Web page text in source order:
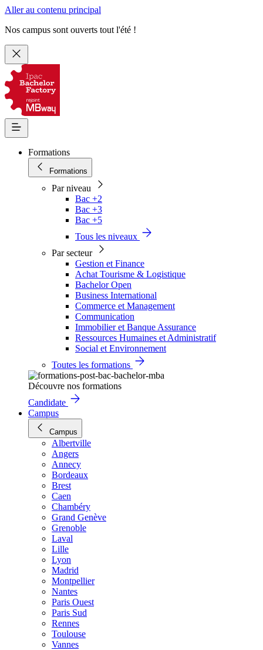
Aller au contenu principal
Nos campus sont ouverts tout l'été !
Formations
Formations
Par niveau
Bac +2
Bac +3
Bac +5
Tous les niveaux
Par secteur
Gestion et Finance
Achat Tourisme & Logistique
Bachelor Open
Business International
Commerce et Management
Communication
Immobilier et Banque Assurance
Ressources Humaines et Administratif
Social et Environnement
Toutes les formations
Découvre nos formations
Candidate
Campus
Campus
Albertville
Angers
Annecy
Bordeaux
Brest
Caen
Chambéry
Grand Genève
Grenoble
Laval
Lille
Lyon
Madrid
Montpellier
Nantes
Paris Ouest
Paris Sud
Rennes
Toulouse
Vannes